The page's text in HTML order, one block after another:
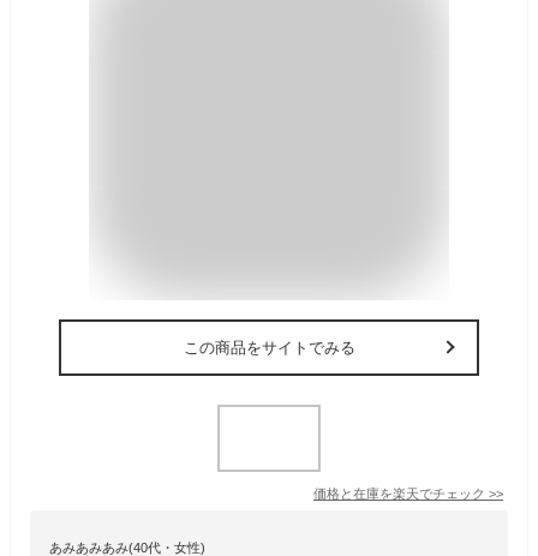
この商品をサイトでみる
価格と在庫を楽天でチェック >>
あみあみあみ(40代・女性)